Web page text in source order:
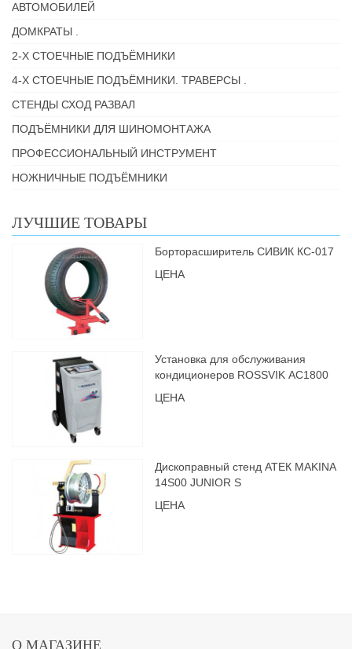
АВТОМОБИЛЕЙ
ДОМКРАТЫ .
2-Х СТОЕЧНЫЕ ПОДЪЁМНИКИ
4-Х СТОЕЧНЫЕ ПОДЪЁМНИКИ. ТРАВЕРСЫ .
СТЕНДЫ СХОД РАЗВАЛ
ПОДЪЁМНИКИ ДЛЯ ШИНОМОНТАЖА
ПРОФЕССИОНАЛЬНЫЙ ИНСТРУМЕНТ
НОЖНИЧНЫЕ ПОДЪЁМНИКИ
ЛУЧШИЕ ТОВАРЫ
Борторасширитель СИВИК КС-017
ЦЕНА
Установка для обслуживания
кондиционеров ROSSVIK АС1800
ЦЕНА
Дископравный стенд АТЕК MAKINA
14S00 JUNIOR S
ЦЕНА
О МАГАЗИНЕ